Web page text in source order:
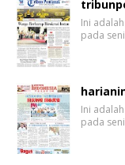
Ini
pada
Ini
pada